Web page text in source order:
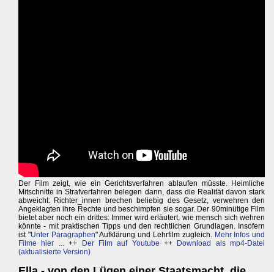
Der Film zeigt, wie ein Gerichtsverfahren ablaufen müsste. Heimliche
Mitschnitte in Strafverfahren belegen dann, dass die Realität davon stark
abweicht: Richter_innen brechen beliebig des Gesetz, verwehren den
Angeklagten ihre Rechte und beschimpfen sie sogar. Der 90minütige Film
bietet aber noch ein drittes: Immer wird erläutert, wie mensch sich wehren
könnte - mit praktischen Tipps und den rechtlichen Grundlagen. Insofern
ist "Unter Paragraphen" Aufklärung und Lehrfilm zugleich. Mehr Infos und
Filme hier ...++ Der Film auf Youtube ++
Download als mp4-Datei
(aktualisierte Version)